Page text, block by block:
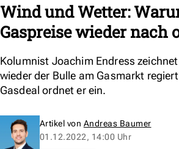
Wind und Wetter:
Gaspreise wieder nach
Kolumnist Joachim Endress
wieder der Bulle am Gasmarkt
Gasdeal ordnet er ein.
Artikel von Andreas Baumer
01.12.2022, 14:00 Uhr